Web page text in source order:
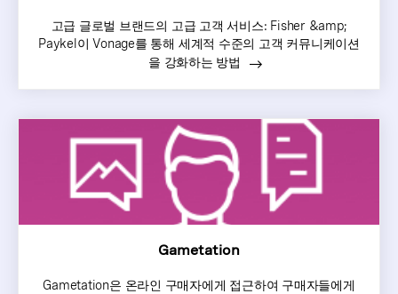
고급 글로벌 브랜드의 고급 고객 서비스: Fisher &amp;
Paykel이 Vonage를 통해 세계적 수준의 고객 커뮤니케이션
을 강화하는 방법
Gametation
Gametation은 온라인 구매자에게 접근하여 구매자들에게